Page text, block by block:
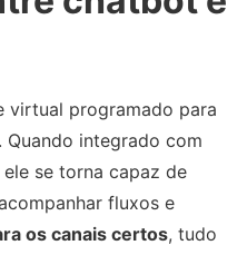
virtual programado para
Quando integrado com
se torna capaz de
fluxos e
os canais certos, tudo